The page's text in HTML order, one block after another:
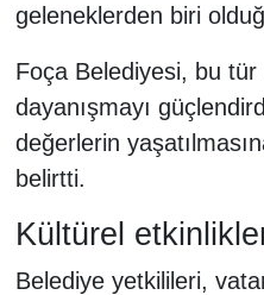
geleneklerden biri
Foça Belediyesi, bu
dayanışmayı
değerlerin
belirtti.
Kültürel
Belediye yetkilileri,